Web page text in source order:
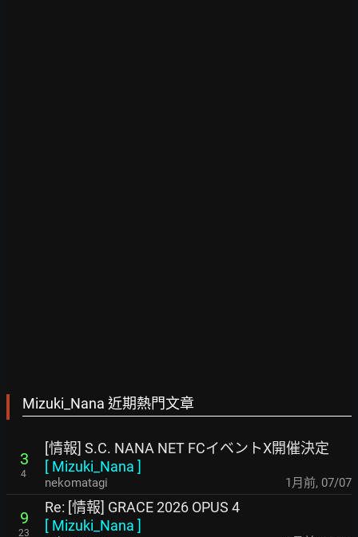
Mizuki_Nana 近期熱門文章
3
4
[情報] S.C. NANA NET FCイベントX開催決定
[ Mizuki_Nana ]
nekomatagi 1月前, 07/07
9
23
Re: [情報] GRACE 2026 OPUS 4
[ Mizuki_Nana ]